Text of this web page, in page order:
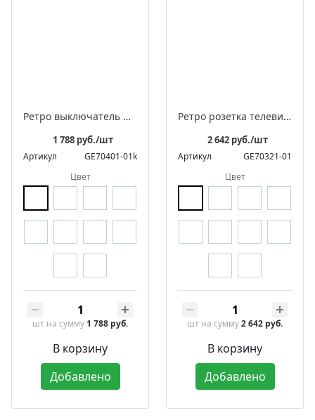
Ретро выключатель фарфоровый поворотный на 4 положения двухклавишный, под деревянную рамку, серия «МезонинЪ»
1 788 руб./шт
Артикул
GE70401-01k
Цвет
шт на сумму 1 788 руб.
В корзину
Добавлено
Ретро розетка телевизионная оконечная фарфоровая, серия "МЕЗОНИНЪ"
2 642 руб./шт
Артикул
GE70321-01
Цвет
шт на сумму2 642 руб.
В корзину
Добавлено